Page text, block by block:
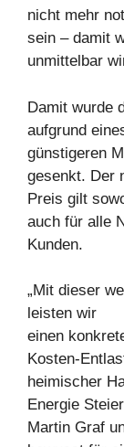
nicht mehr
sein – damit
unmittelbar
Damit wurde
aufgrund
günstigeren
gesenkt. Der
Preis gilt
auch für alle
Kunden.
„Mit dieser
leisten wir
einen
Kosten-
heimischer
Energie
Martin Graf